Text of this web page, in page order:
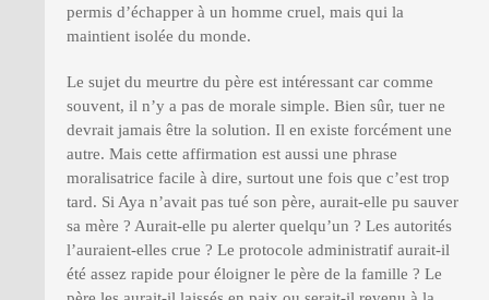
permis d’échapper à un homme cruel, mais qui la
maintient isolée du monde.
Le sujet du meurtre du père est intéressant car comme
souvent, il n’y a pas de morale simple. Bien sûr, tuer ne
devrait jamais être la solution. Il en existe forcément une
autre. Mais cette affirmation est aussi une phrase
moralisatrice facile à dire, surtout une fois que c’est trop
tard. Si Aya n’avait pas tué son père, aurait-elle pu sauver
sa mère ? Aurait-elle pu alerter quelqu’un ? Les autorités
l’auraient-elles crue ? Le protocole administratif aurait-il
été assez rapide pour éloigner le père de la famille ? Le